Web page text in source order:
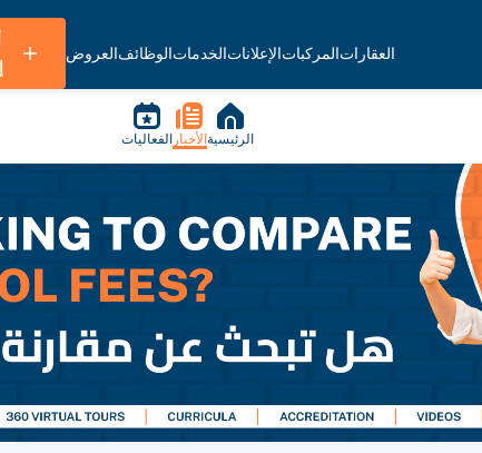
العقاراتالمركباتالإعلاناتالخدماتالوظائفالعروض
الرئيسية الأخبار الفعاليات